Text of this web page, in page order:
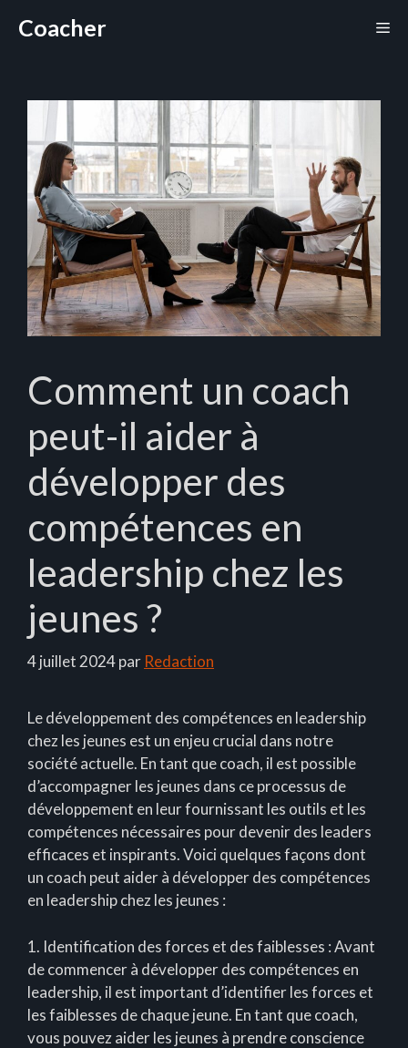
Coacher
Comment un coach
peut-il aider à
développer des
compétences en
leadership chez les
jeunes ?
4 juillet 2024par Redaction
Le développement des compétences en leadership
chez les jeunes est un enjeu crucial dans notre
société actuelle. En tant que coach, il est possible
d’accompagner les jeunes dans ce processus de
développement en leur fournissant les outils et les
compétences nécessaires pour devenir des leaders
efficaces et inspirants. Voici quelques façons dont
un coach peut aider à développer des compétences
en leadership chez les jeunes :
1. Identification des forces et des faiblesses : Avant
de commencer à développer des compétences en
leadership, il est important d’identifier les forces et
les faiblesses de chaque jeune. En tant que coach,
vous pouvez aider les jeunes à prendre conscience